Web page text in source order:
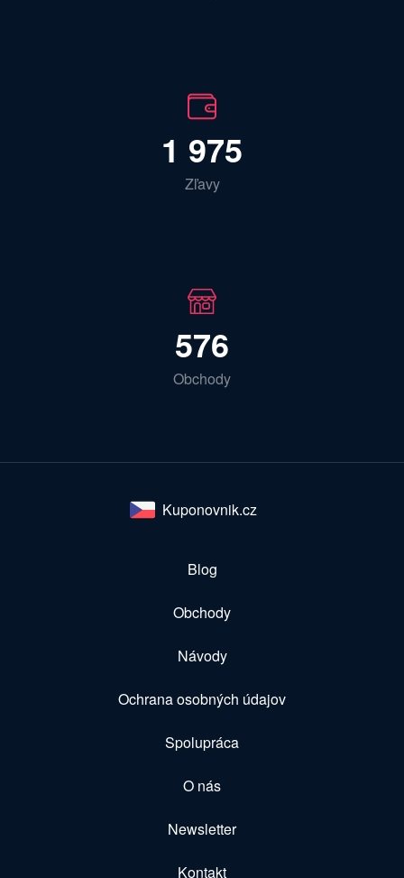
1 975
Zľavy
576
Obchody
Kuponovnik.cz
Blog
Obchody
Návody
Ochrana osobných údajov
Spolupráca
O nás
Newsletter
Kontakt